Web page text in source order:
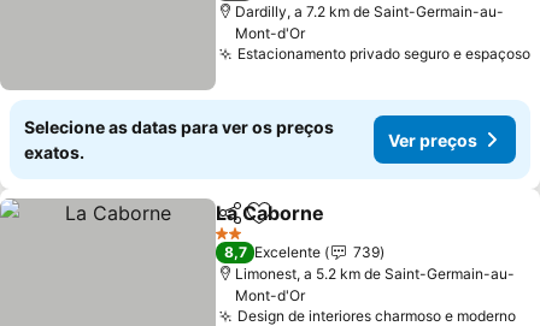
Dardilly, a 7.2 km de Saint-Germain-au-
Mont-d'Or
Estacionamento privado seguro e espaçoso
Selecione as datas para ver os preços
exatos.
Ver preços
PartilharAdicionar aos favoritos
La Caborne
2 Estrelas
8,7 Excelente
739
Limonest, a 5.2 km de Saint-Germain-au-
Mont-d'Or
Design de interiores charmoso e moderno